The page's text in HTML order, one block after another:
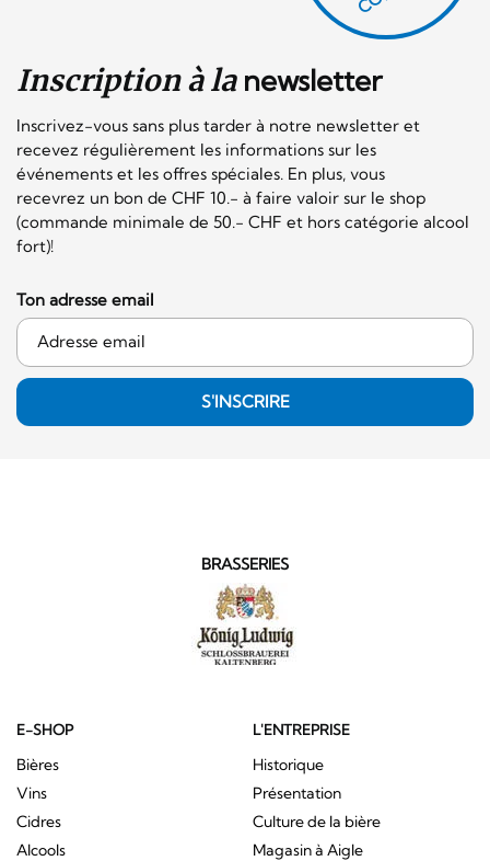
Inscription à lanewsletter
Inscrivez-vous sans plus tarder à notre newsletter et
recevez régulièrement les informations sur les
événements et les offres spéciales. En plus, vous
recevrez un bon de CHF 10.- à faire valoir sur le shop
(commande minimale de 50.- CHF et hors catégorie alcool
fort)!
Ton adresse email
S'INSCRIRE
BRASSERIES
E-SHOP
Bières
Vins
Cidres
Alcools
L'ENTREPRISE
Historique
Présentation
Culture de la bière
Magasin à Aigle